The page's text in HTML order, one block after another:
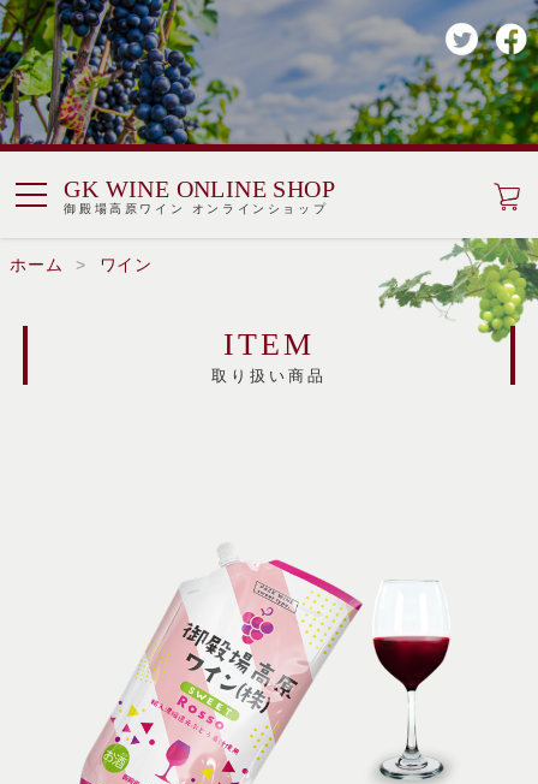
GK WINE ONLINE SHOP
御殿場高原ワイン オンラインショップ
ホーム ワイン
ITEM
取り扱い商品